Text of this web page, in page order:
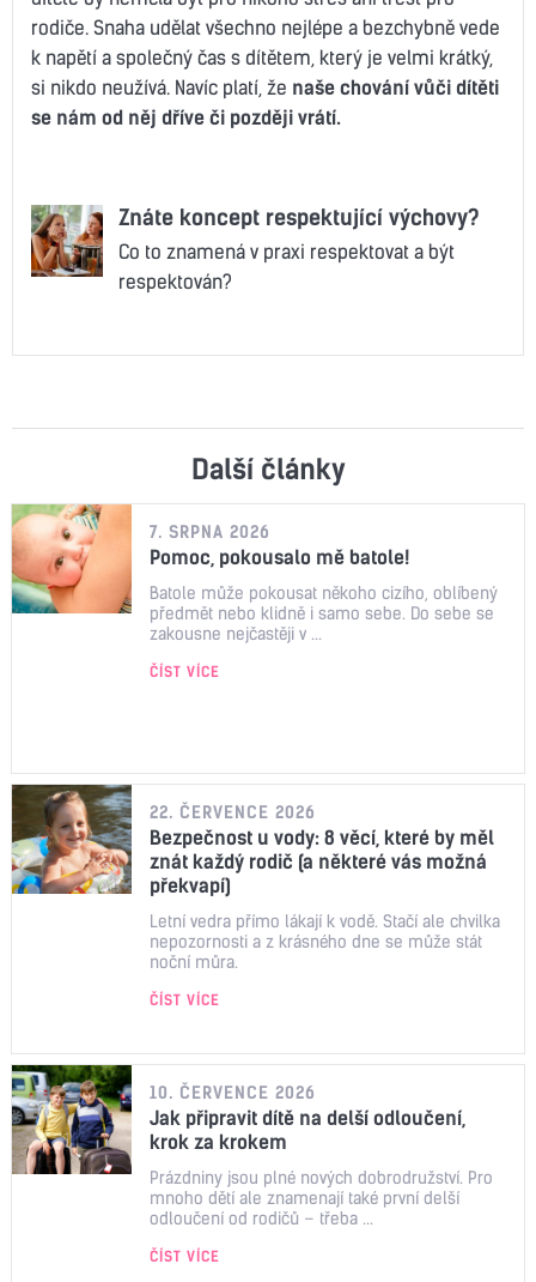
rodiče. Snaha udělat všechno nejlépe a bezchybně vede
k napětí a společný čas s dítětem, který je velmi krátký,
si nikdo neužívá. Navíc platí, že naše chování vůči dítěti
se nám od něj dříve či později vrátí.
Znáte koncept respektující výchovy?
Co to znamená v praxi respektovat a být
respektován?
Další články
7. SRPNA 2026
Pomoc, pokousalo mě batole!
Batole může pokousat někoho cizího, oblíbený
předmět nebo klidně i samo sebe. Do sebe se
zakousne nejčastěji v ...
ČÍST VÍCE
22. ČERVENCE 2026
Bezpečnost u vody: 8 věcí, které by měl
znát každý rodič (a některé vás možná
překvapí)
Letní vedra přímo lákají k vodě. Stačí ale chvilka
nepozornosti a z krásného dne se může stát
noční můra.
ČÍST VÍCE
10. ČERVENCE 2026
Jak připravit dítě na delší odloučení,
krok za krokem
Prázdniny jsou plné nových dobrodružství. Pro
mnoho dětí ale znamenají také první delší
odloučení od rodičů – třeba ...
ČÍST VÍCE